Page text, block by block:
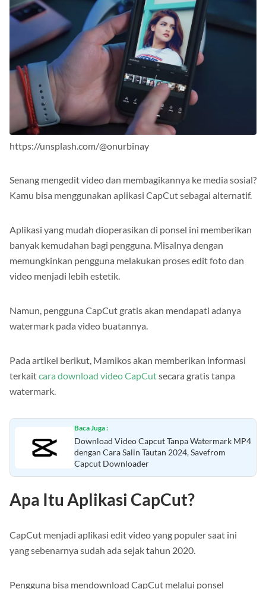
https://unsplash.com/@onurbinay
Senang mengedit video dan membagikannya ke media sosial?
Kamu bisa menggunakan aplikasi CapCut sebagai alternatif.
Aplikasi yang mudah dioperasikan di ponsel ini memberikan
banyak kemudahan bagi pengguna. Misalnya dengan
memungkinkan pengguna melakukan proses edit foto dan
video menjadi lebih estetik.
Namun, pengguna CapCut gratis akan mendapati adanya
watermark pada video buatannya.
Pada artikel berikut, Mamikos akan memberikan informasi
terkaitcara download video CapCutsecara gratis tanpa
watermark.
Baca Juga :
Download Video Capcut Tanpa Watermark MP4
dengan Cara Salin Tautan 2024, Savefrom
Capcut Downloader
Apa Itu Aplikasi CapCut?
CapCut menjadi aplikasi edit video yang populer saat ini
yang sebenarnya sudah ada sejak tahun 2020.
Pengguna bisa mendownload CapCut melalui ponsel